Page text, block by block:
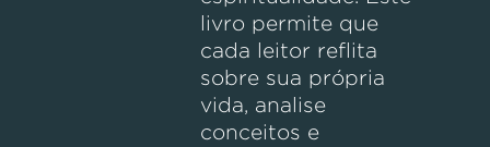
livro permite que
cada leitor reflita
sobre sua própria
vida, analise
conceitos e